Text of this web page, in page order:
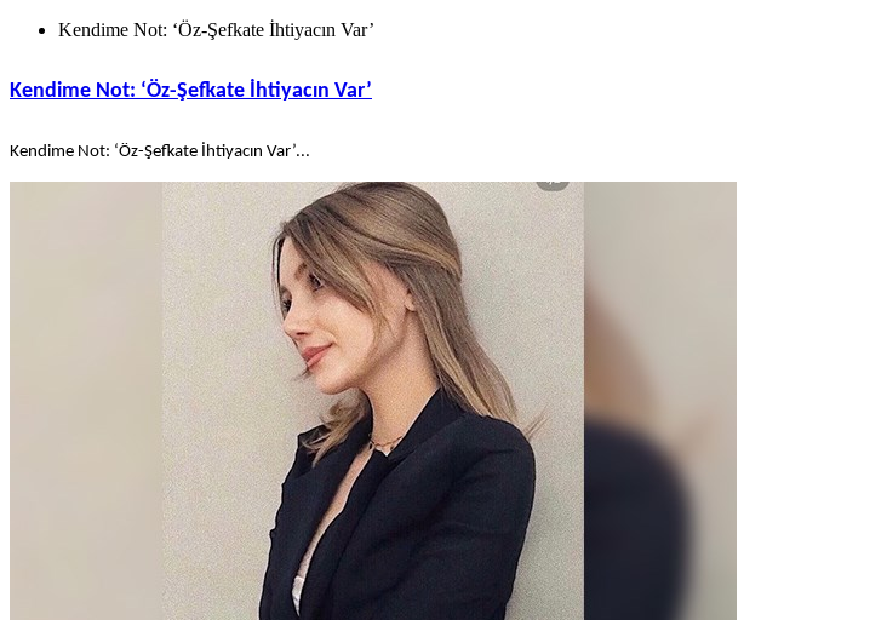
Kendime Not: ‘Öz-Şefkate İhtiyacın Var’
Kendime Not: ‘Öz-Şefkate İhtiyacın Var’
Kendime Not: ‘Öz-Şefkate İhtiyacın Var’...